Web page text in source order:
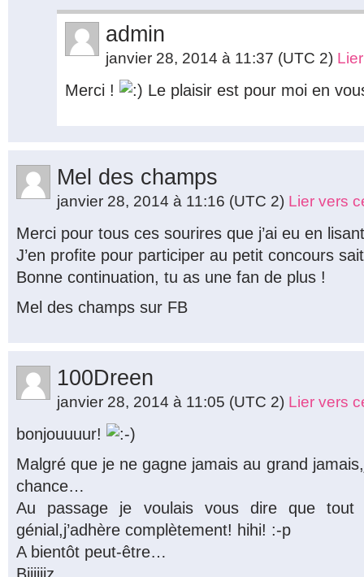
admin
janvier 28, 2014 à 11:37 (UTC 2)
Merci ! Le plaisir est pour moi en
Mel des champs
janvier 28, 2014 à 11:16 (UTC 2) Lier vers
Merci pour tous ces sourires que j’ai eu en
J’en profite pour participer au petit concours
Bonne continuation, tu as une fan de plus !
Mel des champs sur FB
100Dreen
janvier 28, 2014 à 11:05 (UTC 2) Lier vers
bonjouuuur!
Malgré que je ne gagne jamais au grand
chance…
Au passage je voulais vous dire que
génial,j’adhère complètement! hihi! :-p
A bientôt peut-être…